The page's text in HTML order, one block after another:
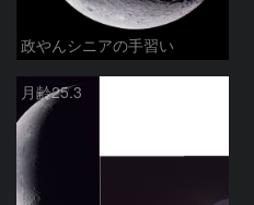
政やんシニアの手習い
月齢25.3